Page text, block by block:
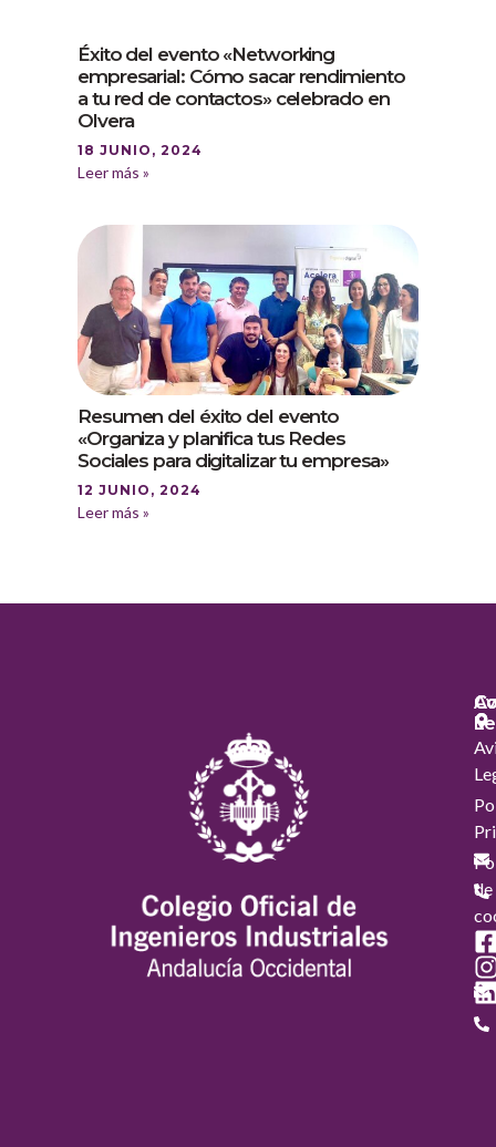
Éxito del evento «Networking
empresarial: Cómo sacar rendimiento
a tu red de contactos» celebrado en
Olvera
18 JUNIO, 2024
Leer más »
Resumen del éxito del evento
«Organiza y planifica tus Redes
Sociales para digitalizar tu empresa»
12 JUNIO, 2024
Leer más »
de